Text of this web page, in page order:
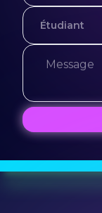
Étudiant